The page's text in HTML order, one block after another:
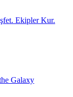
Ekipler Kur.
Galaxy